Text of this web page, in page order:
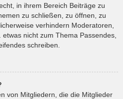
in ihrem Bereich Beiträge zu
zu schließen, zu öffnen, zu
verhindern Moderatoren,
etwas nicht zum Thema Passendes,
schreiben.
von Mitgliedern, die die Mitglieder